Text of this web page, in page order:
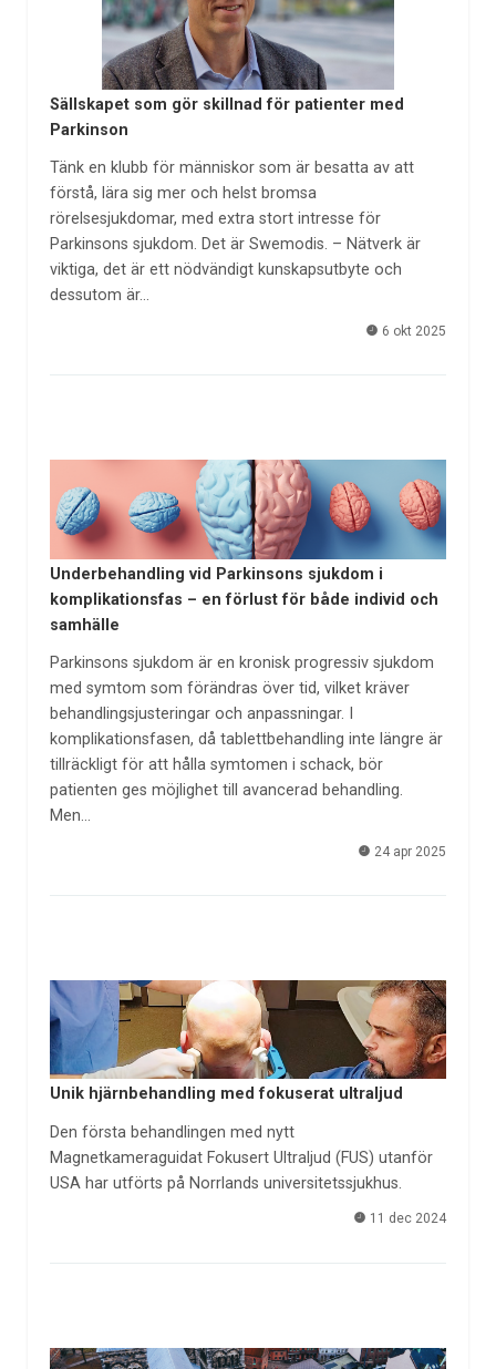
Sällskapet som gör skillnad för patienter med
Parkinson
Tänk en klubb för människor som är besatta av att
förstå, lära sig mer och helst bromsa
rörelsesjukdomar, med extra stort intresse för
Parkinsons sjukdom. Det är Swemodis. – Nätverk är
viktiga, det är ett nödvändigt kunskapsutbyte och
dessutom är…
6 okt 2025
Underbehandling vid Parkinsons sjukdom i
komplikationsfas – en förlust för både individ och
samhälle
Parkinsons sjukdom är en kronisk progressiv sjukdom
med symtom som förändras över tid, vilket kräver
behandlingsjusteringar och anpassningar. I
komplikationsfasen, då tablettbehandling inte längre är
tillräckligt för att hålla symtomen i schack, bör
patienten ges möjlighet till avancerad behandling.
Men…
24 apr 2025
Unik hjärnbehandling med fokuserat ultraljud
Den första behandlingen med nytt
Magnetkameraguidat Fokusert Ultraljud (FUS) utanför
USA har utförts på Norrlands universitetssjukhus.
11 dec 2024